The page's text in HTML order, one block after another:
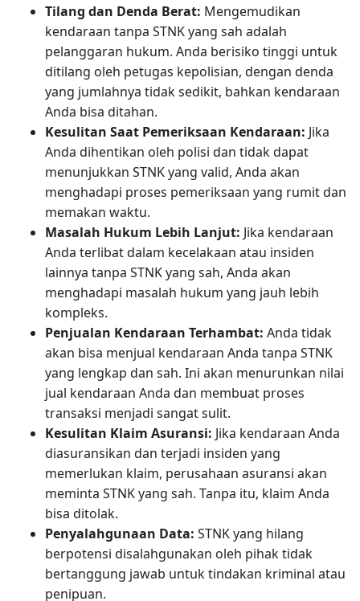
Tilang dan Denda Berat: Mengemudikan
kendaraan tanpa STNK yang sah adalah
pelanggaran hukum. Anda berisiko tinggi untuk
ditilang oleh petugas kepolisian, dengan denda
yang jumlahnya tidak sedikit, bahkan kendaraan
Anda bisa ditahan.
Kesulitan Saat Pemeriksaan Kendaraan: Jika
Anda dihentikan oleh polisi dan tidak dapat
menunjukkan STNK yang valid, Anda akan
menghadapi proses pemeriksaan yang rumit dan
memakan waktu.
Masalah Hukum Lebih Lanjut: Jika kendaraan
Anda terlibat dalam kecelakaan atau insiden
lainnya tanpa STNK yang sah, Anda akan
menghadapi masalah hukum yang jauh lebih
kompleks.
Penjualan Kendaraan Terhambat: Anda tidak
akan bisa menjual kendaraan Anda tanpa STNK
yang lengkap dan sah. Ini akan menurunkan nilai
jual kendaraan Anda dan membuat proses
transaksi menjadi sangat sulit.
Kesulitan Klaim Asuransi: Jika kendaraan Anda
diasuransikan dan terjadi insiden yang
memerlukan klaim, perusahaan asuransi akan
meminta STNK yang sah. Tanpa itu, klaim Anda
bisa ditolak.
Penyalahgunaan Data: STNK yang hilang
berpotensi disalahgunakan oleh pihak tidak
bertanggung jawab untuk tindakan kriminal atau
penipuan.